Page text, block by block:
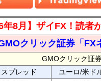
年8月】ザイFX！読者
クリック証券「FX
GMOクリック証
プレッド
ユーロ/米ド